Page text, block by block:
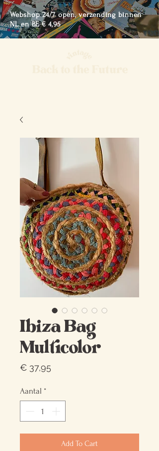
Webshop 24/7 open, verzending binnen
NL en BE € 4,95
Ibiza Bag
Multicolor
€ 37,95Prijs
Aantal *
Add To Cart